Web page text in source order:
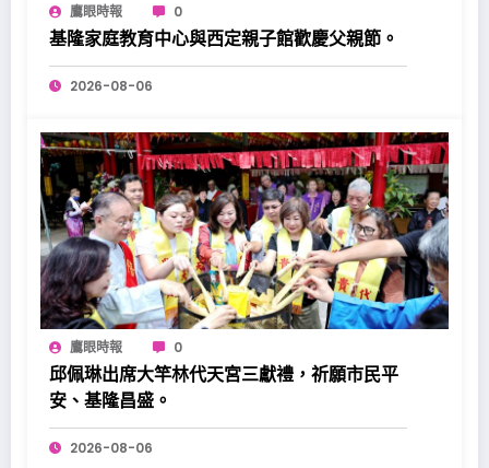
鷹眼時報 0
基隆家庭教育中心與西定親子館歡慶父親節。
2026-08-06
鷹眼時報 0
邱佩琳出席大竿林代天宮三獻禮，祈願市民平
安、基隆昌盛。
2026-08-06